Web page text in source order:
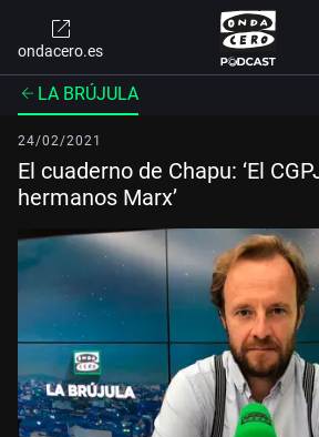
ondacero.es
LA BRÚJULA
24/02/2021
El cuaderno de Chapu: ‘El
hermanos Marx’